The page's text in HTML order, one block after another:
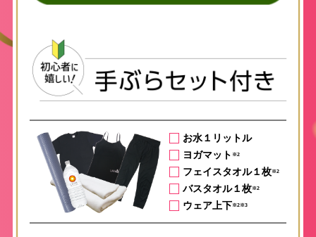
お水１リットル
ヨガマット ※2
フェイスタオル１枚※2
バスタオル１枚※2
ウェア上下※2※3